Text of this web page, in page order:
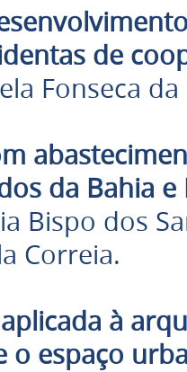
de
Fonseca
da Bahia e
Bispo dos
Correia.
à
o espaço